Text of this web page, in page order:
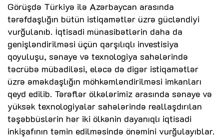
Görüşdə Türkiyə ilə Azərbaycan arasında
tərəfdaşlığın bütün istiqamətlər üzrə gücləndiyi
vurğulanıb. İqtisadi münasibətlərin daha da
genişləndirilməsi üçün qarşılıqlı investisiya
qoyuluşu, sənaye və texnologiya sahələrində
təcrübə mübadiləsi, eləcə də digər istiqamətlər
üzrə əməkdaşlığın möhkəmləndirilməsi imkanları
qeyd edilib. Tərəflər ölkələrimiz arasında sənaye və
yüksək texnologiyalar sahələrində reallaşdırılan
təşəbbüslərin hər iki ölkənin dayanıqlı iqtisadi
inkişafının təmin edilməsində önəmini vurğulayıblar.